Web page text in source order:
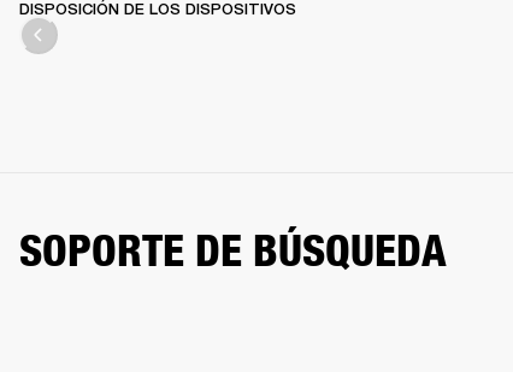
DISPOSICIÓN DE LOS DISPOSITIVOS
SOPORTE DE BÚSQUEDA